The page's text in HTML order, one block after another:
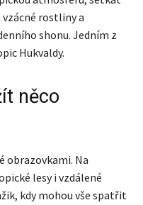
rostliny a
shonu. Jedním z
Hukvaldy.
něco
obrazovkami. Na
lesy i vzdálené
kdy mohou vše spatřit